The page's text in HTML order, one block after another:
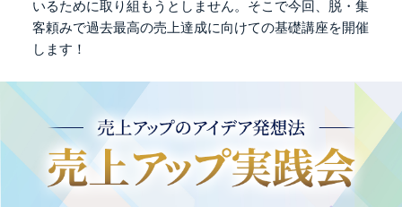
いるために取り組もうとしません。 そこで今回、脱・集
客頼みで過去最高の売上達成に向けての基礎講座を開催
します！